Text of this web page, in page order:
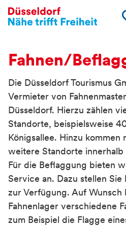
Fahnen/
Die Düsseldorf Tourismus
Vermieter von
Düsseldorf. Hierzu zählen
Standorte, beispielsweise
Königsallee. Hinzu kommen
weitere Standorte innerhalb
Für die Beflaggung bieten
Service an. Dazu stellen Sie
zur Verfügung. Auf Wunsch
Fahnenlager verschiedene
zum Beispiel die Flagge